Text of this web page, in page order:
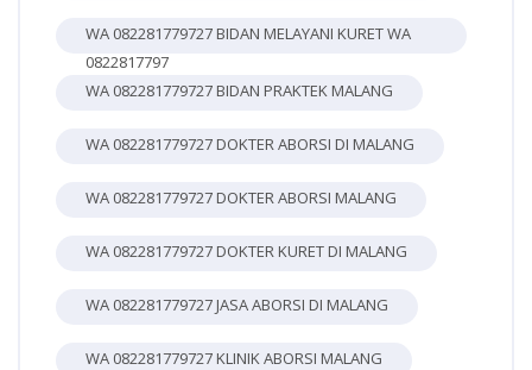
WA 082281779727 BIDAN MELAYANI KURET WA
0822817797
WA 082281779727 BIDAN PRAKTEK MALANG
WA 082281779727 DOKTER ABORSI DI MALANG
WA 082281779727 DOKTER ABORSI MALANG
WA 082281779727 DOKTER KURET DI MALANG
WA 082281779727 JASA ABORSI DI MALANG
WA 082281779727 KLINIK ABORSI MALANG